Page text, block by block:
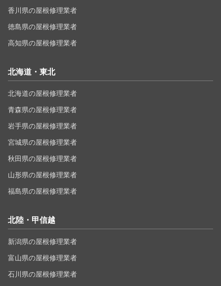
香川県の屋根修理業者
徳島県の屋根修理業者
高知県の屋根修理業者
北海道・東北
北海道の屋根修理業者
青森県の屋根修理業者
岩手県の屋根修理業者
宮城県の屋根修理業者
秋田県の屋根修理業者
山形県の屋根修理業者
福島県の屋根修理業者
北陸・甲信越
新潟県の屋根修理業者
富山県の屋根修理業者
石川県の屋根修理業者